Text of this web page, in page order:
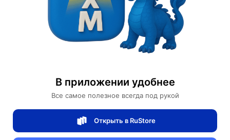
В приложении удобнее
Все самое полезное всегда под рукой
Открыть в RuStore